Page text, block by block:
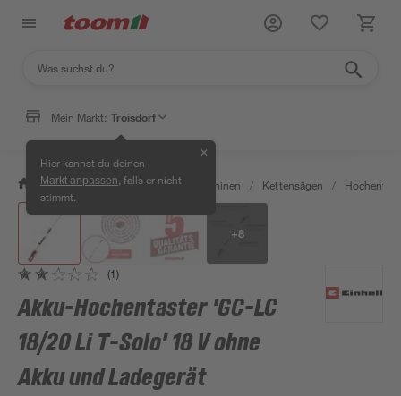
Mein Markt: Troisdorf
Hier kannst du deinen
Markt anpassen , falls er nicht
stimmt.
✕
/ Garten & Freizeit / Gartenmaschinen / Kettensägen /
+8
(1)
Akku-Hochentaster 'GC-LC
18/20 Li T-Solo' 18 V ohne
Akku und Ladegerät